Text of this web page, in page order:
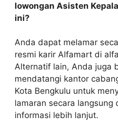
lowongan Asisten
ini?
Anda dapat melamar
resmi karir Alfamart di
Alternatif lain, Anda juga
mendatangi kantor
Kota Bengkulu untuk
lamaran secara langsung
informasi lebih lanjut.